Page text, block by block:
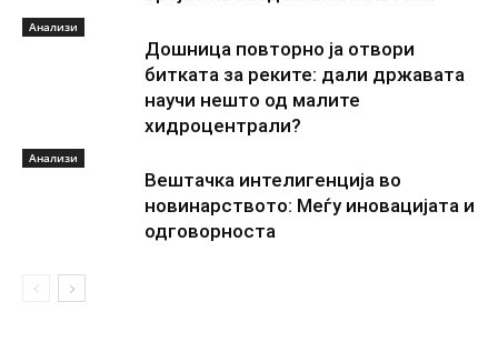
Анализи
Дошница повторно ја отвори
битката за реките: дали државата
научи нешто од малите
хидроцентрали?
Анализи
Вештачка интелигенција во
новинарството: Меѓу иновацијата и
одговорноста